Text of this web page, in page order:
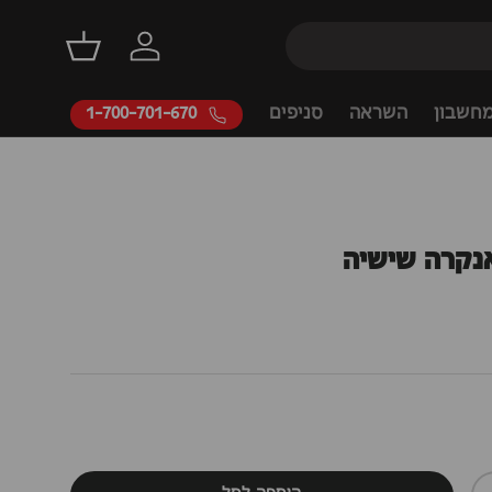
דילוג
התחברותסל קניות
השראה סניפים 1-700-701-670
שישיה